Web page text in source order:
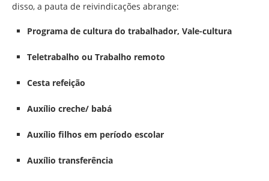
disso, a pauta de reivindicações abrange:
Programa de cultura do trabalhador, Vale-cultura
Teletrabalho ou Trabalho remoto
Cesta refeição
Auxílio creche/ babá
Auxílio filhos em período escolar
Auxílio transferência